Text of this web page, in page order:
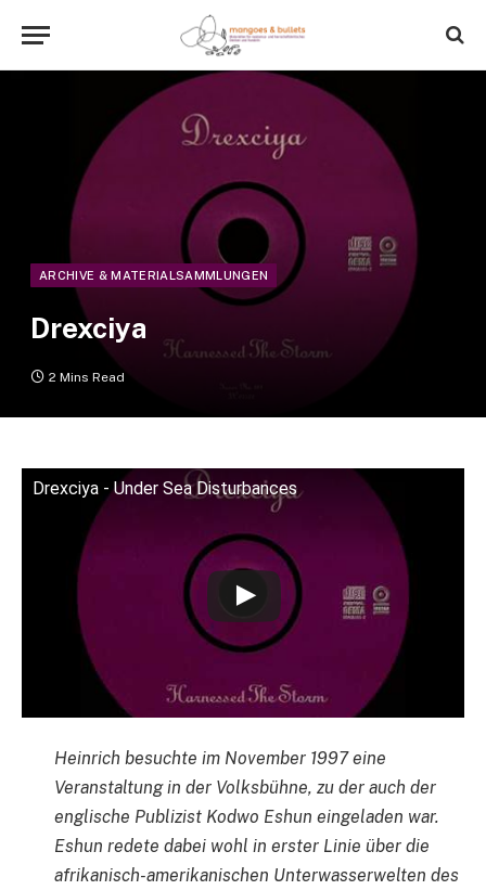
ARCHIVE & MATERIALSAMMLUNGEN
Drexciya
2 Mins Read
Drexciya - Under Sea Disturbances
Heinrich besuchte im November 1997 eine
Veranstaltung in der Volksbühne, zu der auch der
englische Publizist Kodwo Eshun eingeladen war.
Eshun redete dabei wohl in erster Linie über die
afrikanisch-amerikanischen Unterwasserwelten des